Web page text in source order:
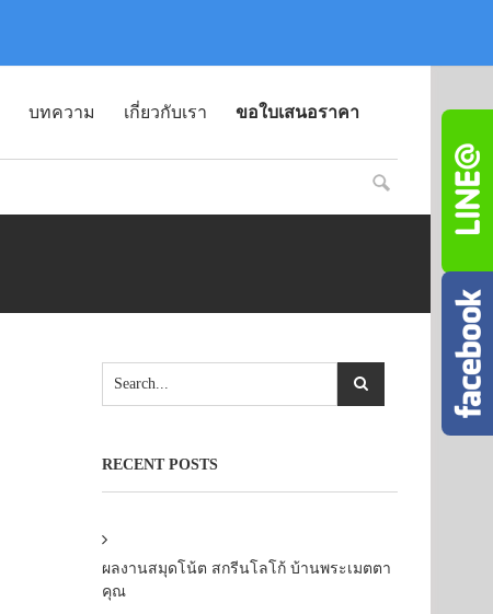
บทความ เกี่ยวกับเรา ขอใบเสนอราคา
RECENT POSTS
ผลงานสมุดโน้ต สกรีนโลโก้ บ้านพระเมตตา
คุณ